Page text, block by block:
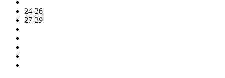
24-26
27-29